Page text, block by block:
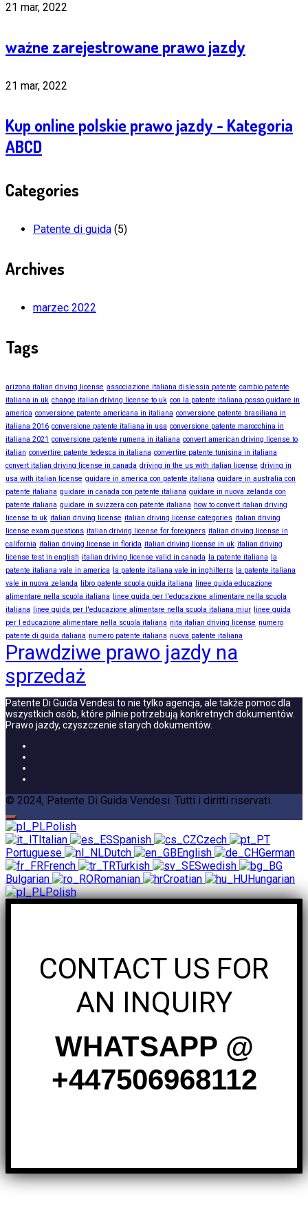
21 mar, 2022
ważne zarejestrowane prawo jazdy
21 mar, 2022
Kup online polskie prawo jazdy - Kategoria
ABCD
Categories
Patente di guida (5)
Archives
marzec 2022
Tags
arizona italian driving license associazione italiana dislessia patente cambio patente
italiana in uk change italian driving license to uk con la patente italiana posso guidare in
america conversione patente americana in italiana conversione patente brasiliana in
italiana 2016 conversione patente italiana in usa conversione patente marocchina in
italiana 2021 conversione patente rumena in italiana convert american driving license to
italian convertire patente tedesca in italiana convertire patente tunisina in italiana
convert italian driving license in canada driving in the us with italian license driving in
usa with italian license guidare in america con patente italiana guidare in australia con
patente italiana guidare in canada con patente italiana guidare in nuova zelanda con
patente italiana guidare in svizzera con patente italiana how to convert italian driving
license to uk italian driving license italian driving license categories italian driving
license exam questions italian driving license for foreigners italian driving license in
california italian driving license in florida italian driving license in uk italian driving
license test in english italian driving license valid in canada la patente italiana
la
patente italiana vale in america
la patente italiana vale in inghilterra
la patente italiana
vale in nuova zelanda
libro patente scuola guida italiana
linee guida educazione
alimentare nella scuola italiana
linee guida per l'educazione alimentare nella scuola
italiana
linee guida per l'educazione alimentare nella scuola italiana miur linee guida
per l educazione alimentare nella scuola italiana nita italian driving license numero
patente di guida italiana numero patente italiana nuova patente italiana
Prawdziwe prawo jazdy na
sprzedaż
Patente Di Guida Vendesi to nie tylko agencja, ale także pomoc dla
wszystkich osób, które pilnie potrzebują konkretnych dokumentów.
Prawo jazdy, czyszczenie starych dokumentów.
© 2024, Patente Di Guida Vendesi. Tutti i diritti riservati.
Polish
Italian
Spanish
Czech
Portuguese
Dutch English
German
French
Turkish
Swedish
Bulgarian
Romanian Croatian
Hungarian
Polish
CONTACT US FOR
AN INQUIRY
WHATSAPP @
+447506968112